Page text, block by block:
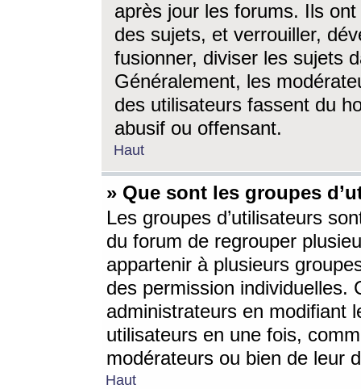
après jour les forums. Ils ont
des sujets, et verrouiller,
fusionner, diviser les sujets
Généralement, les
des utilisateurs fassent du
abusif ou offensant.
Haut
» Que sont les groupes
Les groupes d’utilisateurs
du forum de regrouper
appartenir à plusieurs
des permission individuelles.
administrateurs en modifiant
utilisateurs en une fois,
modérateurs ou bien de leur
Haut